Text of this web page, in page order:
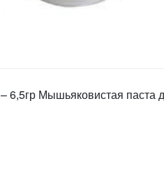
– 6,5гр Мышьяковистая паста